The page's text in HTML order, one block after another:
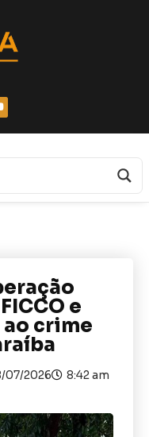
e
crime
07/2026 8:42 am